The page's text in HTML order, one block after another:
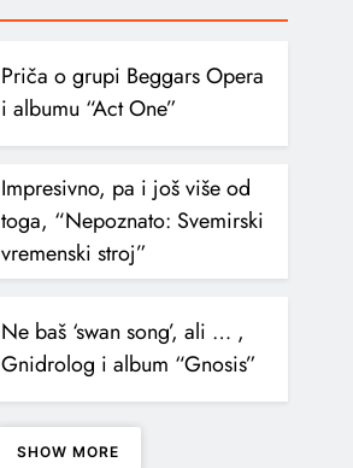
Priča o grupi Beggars Opera
i albumu “Act One”
Impresivno, pa i još više od
toga, “Nepoznato: Svemirski
vremenski stroj”
Ne baš ‘swan song’, ali … ,
Gnidrolog i album “Gnosis”
SHOW MORE